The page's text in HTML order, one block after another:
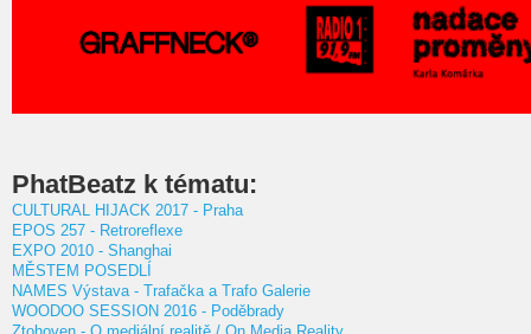
PhatBeatz k tématu:
CULTURAL HIJACK 2017 - Praha
EPOS 257 - Retroreflexe
EXPO 2010 - Shanghai
MĚSTEM POSEDLÍ
NAMES Výstava - Trafačka a Trafo Galerie
WOODOO SESSION 2016 - Poděbrady